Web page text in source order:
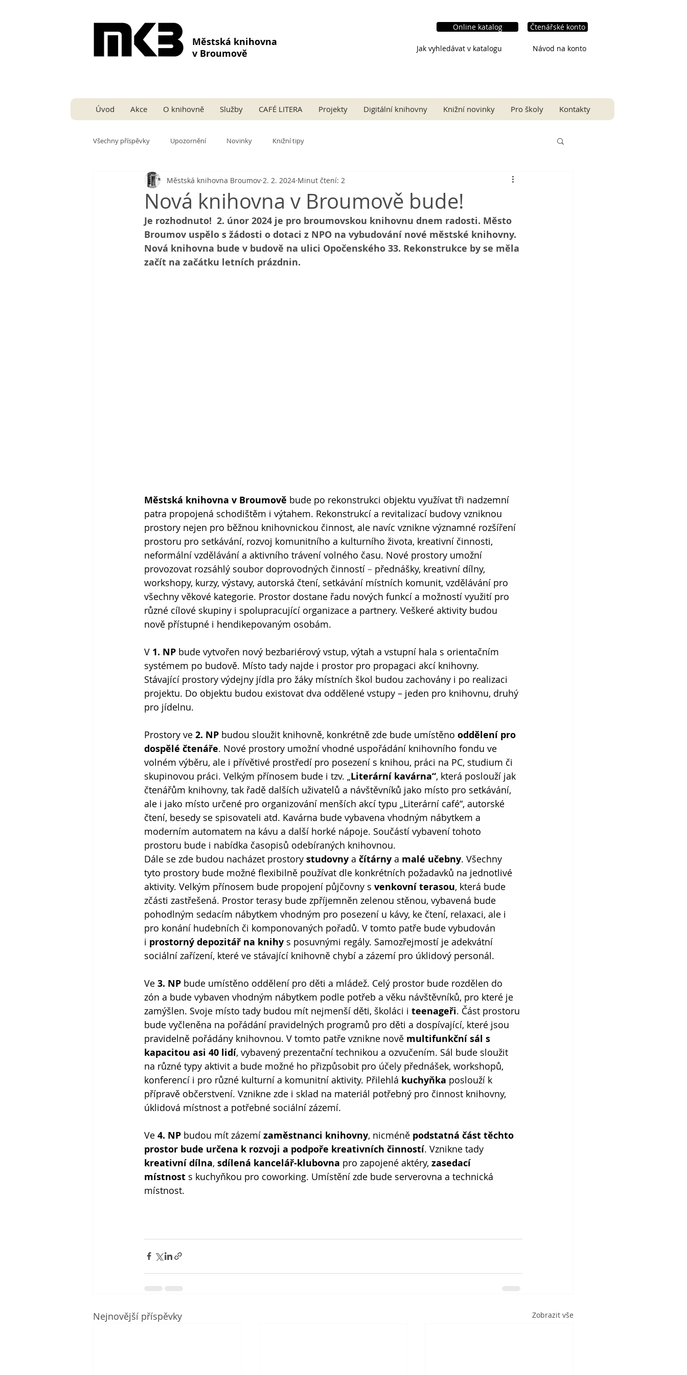
Městská knihovna
v Broumově
Online katalog
Jak vyhledávat v katalogu
Čtenářské konto
Návod na konto
Úvod Akce O knihovně Služby CAFÉ LITERA Projekty Digitální knihovny Knižní novinky Pro školy Kontakty
Všechny příspěvky Upozornění Novinky Knižní tipy
Nová knihovna v Broumově bude!
Městská knihovna Broumov 2. 2. 2024 Minut čtení: 2
Je rozhodnuto!  2. únor 2024 je pro broumovskou knihovnu dnem radosti. Město
Broumov uspělo s žádosti o dotaci z NPO na vybudování nové městské knihovny.
Nová knihovna bude v budově na ulici Opočenského 33. Rekonstrukce by se měla
začít na začátku letních prázdnin.
Městská knihovna v Broumově bude po rekonstrukci objektu využívat tři nadzemní
patra propojená schodištěm i výtahem. Rekonstrukcí a revitalizací budovy vzniknou
prostory nejen pro běžnou knihovnickou činnost, ale navíc vznikne významné rozšíření
prostoru pro setkávání, rozvoj komunitního a kulturního života, kreativní činnosti,
neformální vzdělávání a aktivního trávení volného času. Nové prostory umožní
provozovat rozsáhlý soubor doprovodných činností –⁠ přednášky, kreativní dílny,
workshopy, kurzy, výstavy, autorská čtení, setkávání místních komunit, vzdělávání pro
všechny věkové kategorie. Prostor dostane řadu nových funkcí a možností využití pro
různé cílové skupiny i spolupracující organizace a partnery. Veškeré aktivity budou
nově přístupné i hendikepovaným osobám.
V 1. NP bude vytvořen nový bezbariérový vstup, výtah a vstupní hala s orientačním
systémem po budově. Místo tady najde i prostor pro propagaci akcí knihovny.
Stávající prostory výdejny jídla pro žáky místních škol budou zachovány i po realizaci
projektu. Do objektu budou existovat dva oddělené vstupy – jeden pro knihovnu, druhý
pro jídelnu.
Prostory ve 2. NP budou sloužit knihovně, konkrétně zde bude umístěno oddělení pro
dospělé čtenáře. Nové prostory umožní vhodné uspořádání knihovního fondu ve
volném výběru, ale i přívětivé prostředí pro posezení s knihou, práci na PC, studium či
skupinovou práci. Velkým přínosem bude i tzv. „Literární kavárna“, která poslouží jak
čtenářům knihovny, tak řadě dalších uživatelů a návštěvníků jako místo pro setkávání,
ale i jako místo určené pro organizování menších akcí typu „Literární café“, autorské
čtení, besedy se spisovateli atd. Kavárna bude vybavena vhodným nábytkem a
moderním automatem na kávu a další horké nápoje. Součástí vybavení tohoto
prostoru bude i nabídka časopisů odebíraných knihovnou.
Dále se zde budou nacházet prostory studovny a čítárny a malé učebny. Všechny
tyto prostory bude možné flexibilně používat dle konkrétních požadavků na jednotlivé
aktivity. Velkým přínosem bude propojení půjčovny s venkovní terasou, která bude
zčásti zastřešená. Prostor terasy bude zpříjemněn zelenou stěnou, vybavená bude
pohodlným sedacím nábytkem vhodným pro posezení u kávy, ke čtení, relaxaci, ale i
pro konání hudebních či komponovaných pořadů. V tomto patře bude vybudován
i prostorný depozitář na knihy s posuvnými regály. Samozřejmostí je adekvátní
sociální zařízení, které ve stávající knihovně chybí a zázemí pro úklidový personál.
Ve 3. NP bude umístěno oddělení pro děti a mládež. Celý prostor bude rozdělen do
zón a bude vybaven vhodným nábytkem podle potřeb a věku návštěvníků, pro které je
zamýšlen. Svoje místo tady budou mít nejmenší děti, školáci i teenageři. Část prostoru
bude vyčleněna na pořádání pravidelných programů pro děti a dospívající, které jsou
pravidelně pořádány knihovnou. V tomto patře vznikne nově multifunkční sál s
kapacitou asi 40 lidí, vybavený prezentační technikou a ozvučením. Sál bude sloužit
na různé typy aktivit a bude možné ho přizpůsobit pro účely přednášek, workshopů,
konferencí i pro různé kulturní a komunitní aktivity. Přilehlá kuchyňka poslouží k
přípravě občerstvení. Vznikne zde i sklad na materiál potřebný pro činnost knihovny,
úklidová místnost a potřebné sociální zázemí.
Ve 4. NP budou mít zázemí zaměstnanci knihovny, nicméně podstatná část těchto
prostor bude určena k rozvoji a podpoře kreativních činností. Vznikne tady
kreativní dílna, sdílená kancelář-klubovna pro zapojené aktéry, zasedací
místnost s kuchyňkou pro coworking. Umístění zde bude serverovna a technická
místnost.
Nejnovější příspěvky Zobrazit vše